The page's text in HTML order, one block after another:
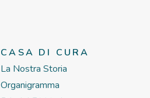
CASA DI CURA
La Nostra Storia
Organigramma